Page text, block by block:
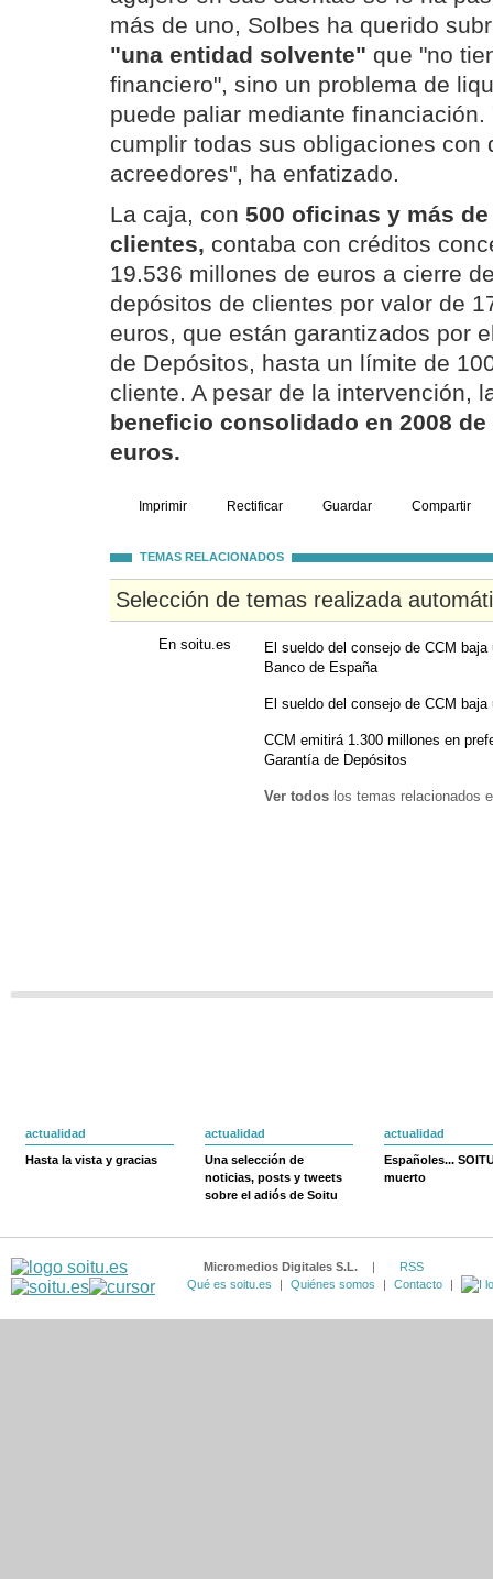
más de uno, Solbes ha querido
"una entidad solvente" que "no
financiero", sino un problema de
puede paliar mediante
cumplir todas sus obligaciones con
acreedores", ha enfatizado.
La caja, con 500 oficinas y más
clientes, contaba con créditos
19.536 millones de euros a cierre
depósitos de clientes por valor de
euros, que están garantizados por
de Depósitos, hasta un límite de
cliente. A pesar de la intervención,
beneficio consolidado en 2008
euros.
Imprimir Rectificar Guardar Compartir
TEMAS RELACIONADOS
Selección de temas realizada
En soitu.es
El sueldo del consejo de CCM
Banco de España
El sueldo del consejo de CCM baja
CCM emitirá 1.300 millones en
Garantía de Depósitos
Ver todos los temas relacionados
actualidad
Hasta la vista y gracias
actualidad
Una selección de
noticias, posts y tweets
sobre el adiós de Soitu
actualidad
Españoles...
muerto
Micromedios Digitales S.L. |
RSS
Qué es soitu.es
| Quiénes somos | Contacto |